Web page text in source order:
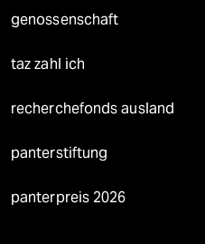
genossenschaft
taz zahl ich
recherchefonds ausland
panterstiftung
panterpreis 2026